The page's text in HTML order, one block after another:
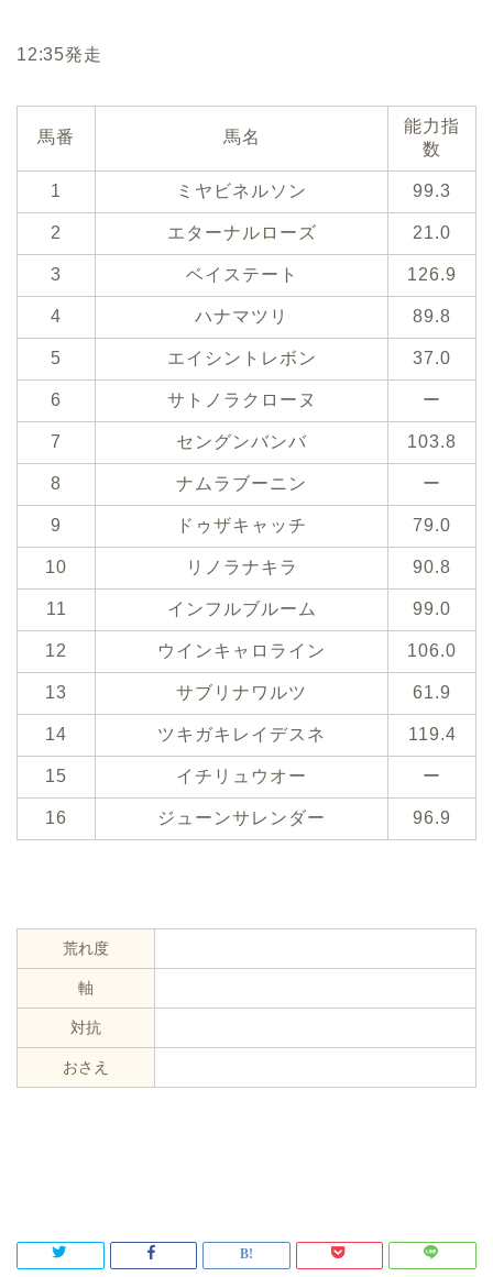
12:35発走
馬番 馬名
能力指
数
1 ミヤビネルソン 99.3
2 エターナルローズ 21.0
3 ベイステート 126.9
4 ハナマツリ 89.8
5 エイシントレボン 37.0
6 サトノラクローヌ ー
7 セングンバンバ 103.8
8 ナムラブーニン ー
9 ドゥザキャッチ 79.0
10 リノラナキラ 90.8
11 インフルブルーム 99.0
12 ウインキャロライン 106.0
13 サブリナワルツ 61.9
14 ツキガキレイデスネ 119.4
15 イチリュウオー ー
16 ジューンサレンダー 96.9
荒れ度
軸
対抗
おさえ